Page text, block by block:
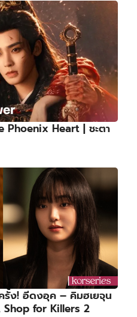
Phoenix Heart | ชะตา
รั้ง! อีดงอุค – คิมฮเยจุน
Shop for Killers 2